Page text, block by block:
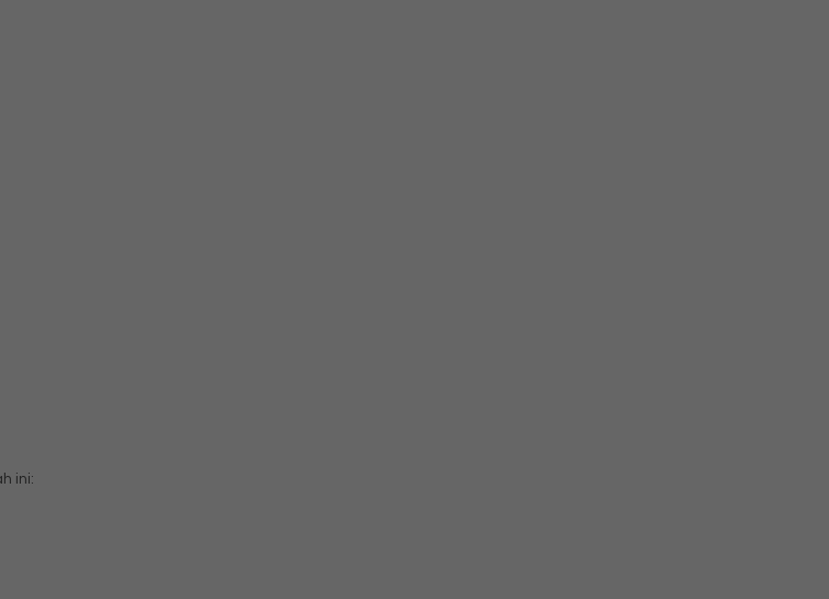
ini: